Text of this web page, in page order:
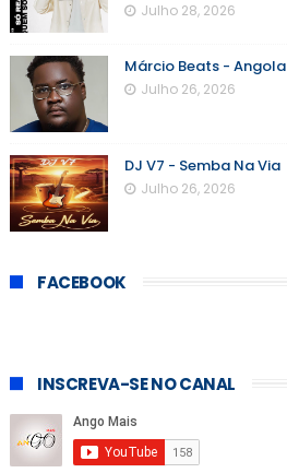
Julho 28, 2026
Márcio Beats - Angola
Julho 26, 2026
DJ V7 - Semba Na Via
Julho 26, 2026
FACEBOOK
INSCREVA-SE NO CANAL